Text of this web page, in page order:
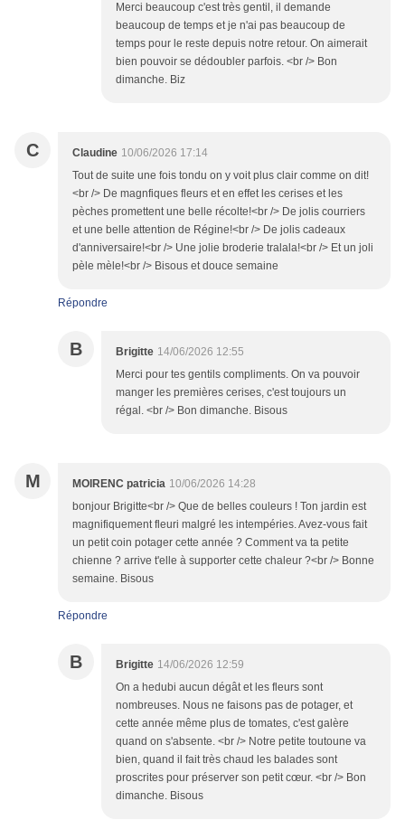
Merci beaucoup c'est très gentil, il demande
beaucoup de temps et je n'ai pas beaucoup de
temps pour le reste depuis notre retour. On aimerait
bien pouvoir se dédoubler parfois. <br /> Bon
dimanche. Biz
C Claudine 10/06/2026 17:14
Tout de suite une fois tondu on y voit plus clair comme on dit!
<br /> De magnfiques fleurs et en effet les cerises et les
pèches promettent une belle récolte!<br /> De jolis courriers
et une belle attention de Régine!<br /> De jolis cadeaux
d'anniversaire!<br /> Une jolie broderie tralala!<br /> Et un joli
pèle mèle!<br /> Bisous et douce semaine
Répondre
B Brigitte 14/06/2026 12:55
Merci pour tes gentils compliments. On va pouvoir
manger les premières cerises, c'est toujours un
régal. <br /> Bon dimanche. Bisous
M MOIRENC patricia 10/06/2026 14:28
bonjour Brigitte<br /> Que de belles couleurs ! Ton jardin est
magnifiquement fleuri malgré les intempéries. Avez-vous fait
un petit coin potager cette année ? Comment va ta petite
chienne ? arrive t'elle à supporter cette chaleur ?<br /> Bonne
semaine. Bisous
Répondre
B Brigitte 14/06/2026 12:59
On a hedubi aucun dégât et les fleurs sont
nombreuses. Nous ne faisons pas de potager, et
cette année même plus de tomates, c'est galère
quand on s'absente. <br /> Notre petite toutoune va
bien, quand il fait très chaud les balades sont
proscrites pour préserver son petit cœur. <br /> Bon
dimanche. Bisous